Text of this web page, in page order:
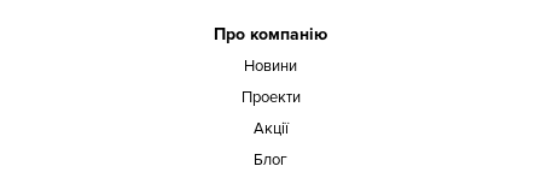
Про компанію
Новини
Проекти
Акції
Блог